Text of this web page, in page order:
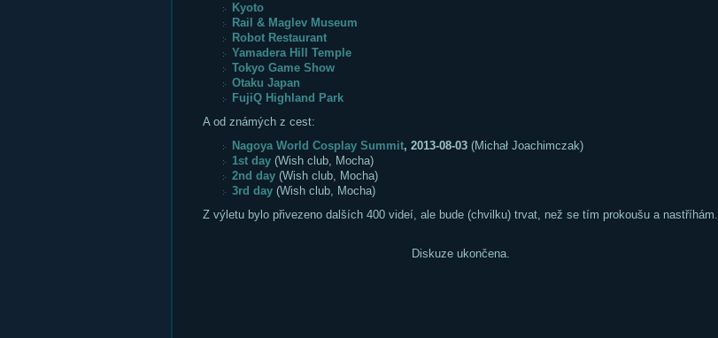
Kyoto
Rail & Maglev Museum
Robot Restaurant
Yamadera Hill Temple
Tokyo Game Show
Otaku Japan
FujiQ Highland Park
A od známých z cest:
Nagoya World Cosplay Summit, 2013-08-03(Michał Joachimczak)
1st day(Wish club, Mocha)
2nd day(Wish club, Mocha)
3rd day(Wish club, Mocha)
Z výletu bylo přivezeno dalších 400 videí, ale bude (chvilku) trvat, než se tím prokoušu a nastříhám.
Diskuze ukončena.